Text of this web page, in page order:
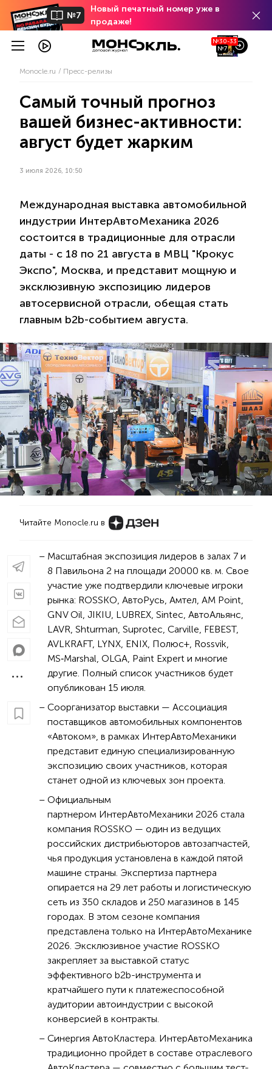
№7
Новый печатный номер уже в
продаже!
№30-33
№7
Monocle.ru Пресс-релизы
Самый точный прогноз
вашей бизнес-активности:
август будет жарким
3 июля 2026, 10:50
Международная выставка автомобильной
индустрии ИнтерАвтоМеханика 2026
состоится в традиционные для отрасли
даты - с 18 по 21 августа в МВЦ "Крокус
Экспо", Москва, и представит мощную и
эксклюзивную экспозицию лидеров
автосервисной отрасли, обещая стать
главным b2b-событием августа.
Читайте Monocle.ru в
Масштабная экспозиция лидеров в залах 7 и
8 Павильона 2 на площади 20000 кв. м. Свое
участие уже подтвердили ключевые игроки
рынка: ROSSKO, АвтоРусь, Амтел, AM Point,
GNV Oil, JIKIU, LUBREX, Sintec, АвтоАльянс,
LAVR, Shturman, Suprotec, Carville, FEBEST,
AVLKRAFT, LYNX, ENIX, Полюс+, Rossvik,
MS‑Marshal, OLGA, Paint Expert и многие
другие. Полный список участников будет
опубликован 15 июля.
Соорганизатор выставки — Ассоциация
поставщиков автомобильных компонентов
«Автоком», в рамках ИнтерАвтоМеханики
представит единую специализированную
экспозицию своих участников, которая
станет одной из ключевых зон проекта.
Официальным
партнером ИнтерАвтоМеханики 2026 стала
компания ROSSKO — один из ведущих
российских дистрибьюторов автозапчастей,
чья продукция установлена в каждой пятой
машине страны. Экспертиза партнера
опирается на 29 лет работы и логистическую
сеть из 350 складов и 250 магазинов в 145
городах. В этом сезоне компания
представлена только на ИнтерАвтоМеханике
2026. Эксклюзивное участие ROSSKO
закрепляет за выставкой статус
эффективного b2b-инструмента и
кратчайшего пути к платежеспособной
аудитории автоиндустрии с высокой
конверсией в контракты.
Синергия АвтоКластера. ИнтерАвтоМеханика
традиционно пройдет в составе отраслевого